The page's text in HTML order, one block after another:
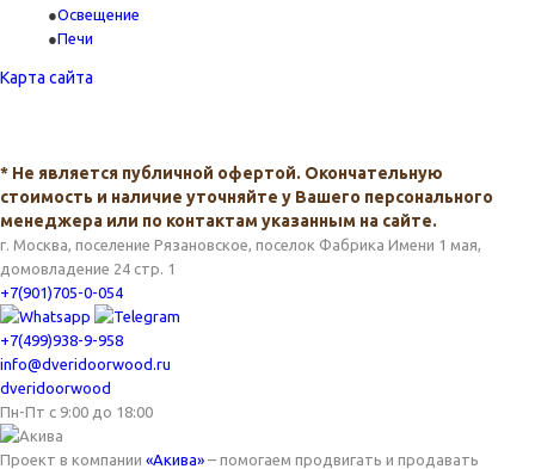
Освещение
Печи
Карта сайта
* Не является публичной офертой. Окончательную
стоимость и наличие уточняйте у Вашего персонального
менеджера или по контактам указанным на сайте.
г. Москва, поселение Рязановское, поселок Фабрика Имени 1 мая,
домовладение 24 стр. 1
+7(901)705-0-054
+7(499)938-9-958
info@dveridoorwood.ru
dveridoorwood
Пн-Пт с 9:00 до 18:00
Проект в компании «Акива» – помогаем продвигать и продавать